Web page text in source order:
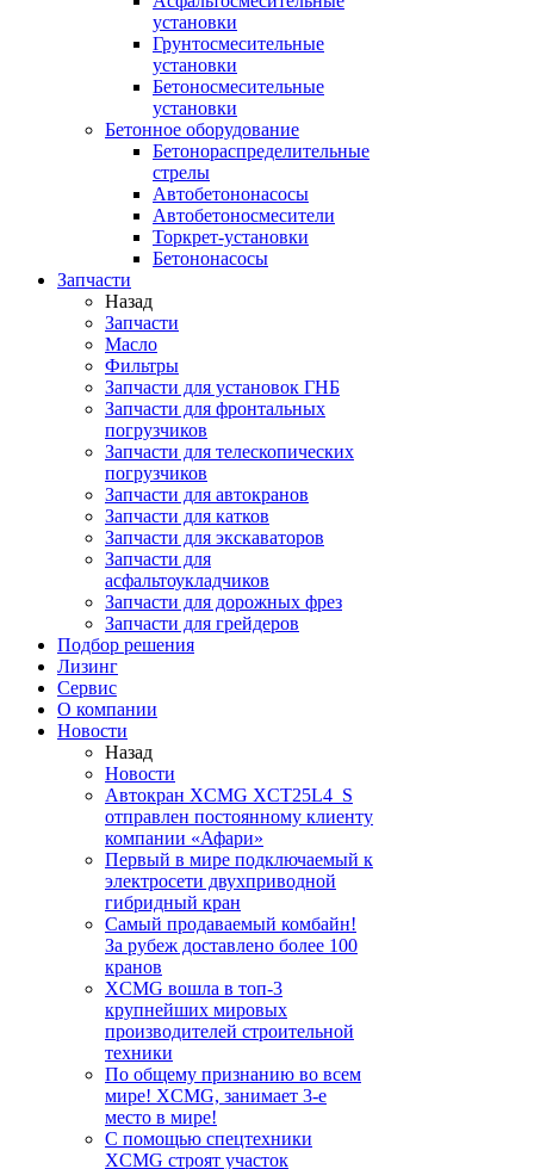
установки
Грунтосмесительные
установки
Бетоносмесительные
установки
Бетонное оборудование
Бетонораспределительные
стрелы
Автобетононасосы
Автобетоносмесители
Торкрет-установки
Бетононасосы
Запчасти
Назад
Запчасти
Масло
Фильтры
Запчасти для установок ГНБ
Запчасти для фронтальных
погрузчиков
Запчасти для телескопических
погрузчиков
Запчасти для автокранов
Запчасти для катков
Запчасти для экскаваторов
Запчасти для
асфальтоукладчиков
Запчасти для дорожных фрез
Запчасти для грейдеров
Подбор решения
Лизинг
Сервис
О компании
Новости
Назад
Новости
Автокран XCMG XCT25L4_S
отправлен постоянному клиенту
компании «Афари»
Первый в мире подключаемый к
электросети двухприводной
гибридный кран
Самый продаваемый комбайн!
За рубеж доставлено более 100
кранов
XCMG вошла в топ-3
крупнейших мировых
производителей строительной
техники
По общему признанию во всем
мире! XCMG, занимает 3-е
место в мире!
С помощью спецтехники
XCMG строят участок